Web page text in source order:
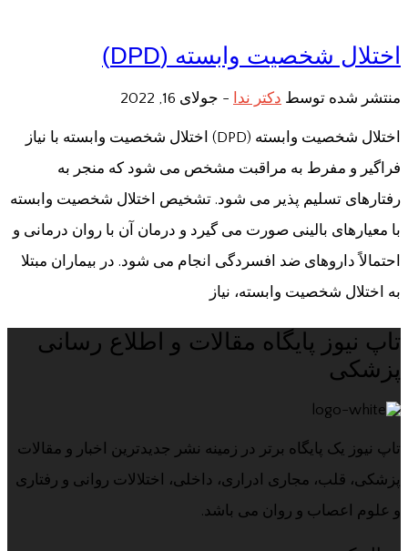
اختلال شخصیت وابسته (DPD)
منتشر شده توسط دکتر ندا - جولای 16, 2022
اختلال شخصیت وابسته (DPD) اختلال شخصیت وابسته با نیاز
فراگیر و مفرط به مراقبت مشخص می شود که منجر به
رفتارهای تسلیم پذیر می شود. تشخیص اختلال شخصیت وابسته
با معیارهای بالینی صورت می گیرد و درمان آن با روان درمانی و
احتمالاً داروهای ضد افسردگی انجام می شود. در بیماران مبتلا
به اختلال شخصیت وابسته، نیاز
تاپ نیوز پایگاه مقالات و اطلاع رسانی
پزشکی
تاپ نیوز یک پایگاه برتر در زمینه نشر جدیدترین اخبار و مقالات
پزشکی، قلب، مجاری ادراری، داخلی، اختلالات روانی و رفتاری
و علوم اعصاب و روان می باشد.